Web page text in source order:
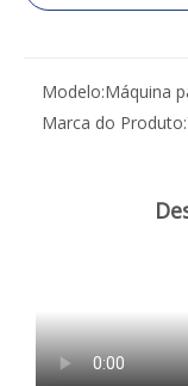
Modelo:Máquina
Marca do Produto: